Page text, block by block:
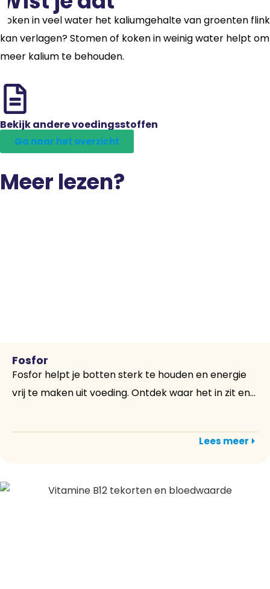
Koken in veel water het kaliumgehalte van groenten flink
kan verlagen? Stomen of koken in weinig water helpt om
meer kalium te behouden.
Bekijk andere voedingsstoffen
Ga naar het overzicht
Meer lezen?
Fosfor
Fosfor helpt je botten sterk te houden en energie
vrij te maken uit voeding. Ontdek waar het in zit en...
Lees meer